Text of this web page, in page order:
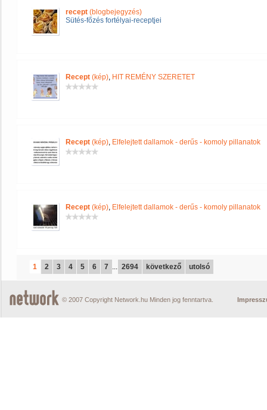
recept (blogbejegyzés)
Sütés-főzés fortélyai-receptjei
Recept (kép), HIT REMÉNY SZERETET
Recept (kép), Elfelejtett dallamok - derűs - komoly pillanatok
Recept (kép), Elfelejtett dallamok - derűs - komoly pillanatok
1 2 3 4 5 6 7 ... 2694 következő utolsó
© 2007 Copyright Network.hu Minden jog fenntartva.